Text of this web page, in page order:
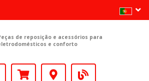
de reposição e acessórios para
e conforto